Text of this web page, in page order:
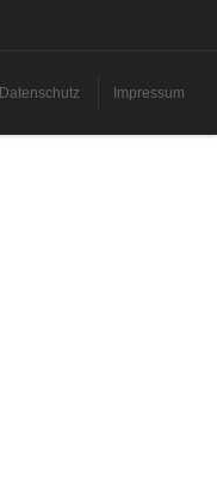
Datenschutz Impressum